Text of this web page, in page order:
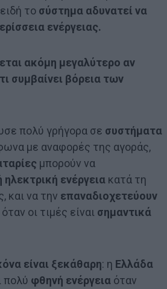
το σύστημα αδυνατεί να
ενέργειας.
ακόμη μεγαλύτερο αν
συμβαίνει βόρεια των
πολύ γρήγορα σε συστήματα
με αναφορές της αγοράς,
μπορούν να
ενέργεια κατά τη
και να την επαναδιοχετεύουν
όταν οι τιμές είναι σημαντικά
είναι ξεκάθαρη: η Ελλάδα
πολύ φθηνή ενέργεια όταν